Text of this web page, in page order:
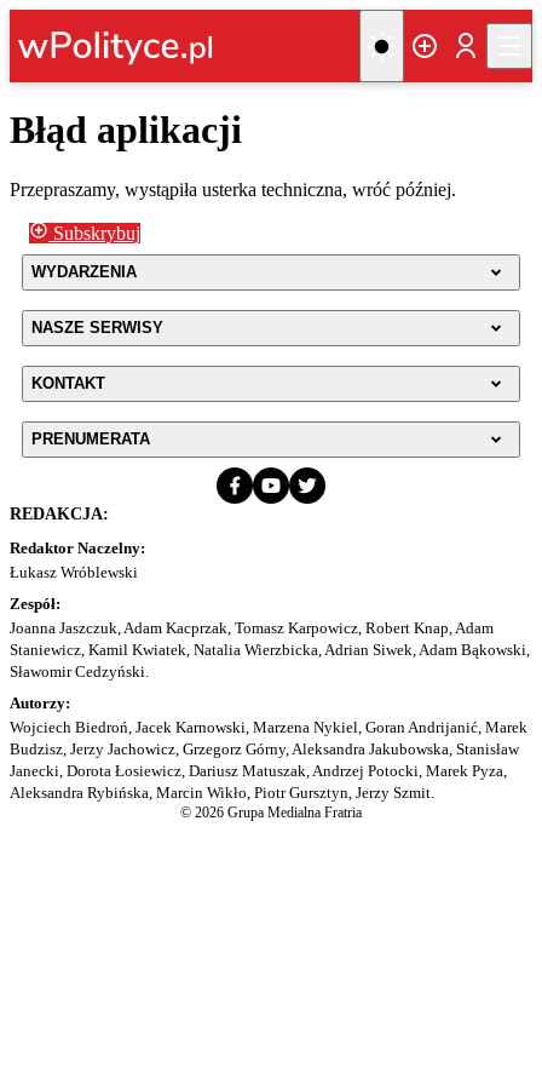
Błąd aplikacji
Przepraszamy, wystąpiła usterka techniczna, wróć później.
Subskrybuj
WYDARZENIA
NASZE SERWISY
KONTAKT
PRENUMERATA
REDAKCJA:
Redaktor Naczelny:
Łukasz Wróblewski
Zespół:
Joanna Jaszczuk, Adam Kacprzak, Tomasz Karpowicz, Robert Knap, Adam
Staniewicz, Kamil Kwiatek, Natalia Wierzbicka, Adrian Siwek, Adam Bąkowski,
Sławomir Cedzyński.
Autorzy:
Wojciech Biedroń, Jacek Karnowski, Marzena Nykiel, Goran Andrijanić, Marek
Budzisz, Jerzy Jachowicz, Grzegorz Górny, Aleksandra Jakubowska, Stanisław
Janecki, Dorota Łosiewicz, Dariusz Matuszak, Andrzej Potocki, Marek Pyza,
Aleksandra Rybińska, Marcin Wikło, Piotr Gursztyn, Jerzy Szmit.
© 2026 Grupa Medialna Fratria